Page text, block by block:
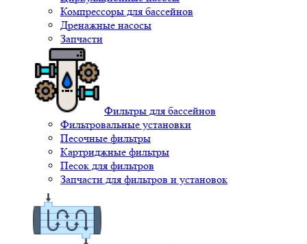
Компрессоры для бассейнов
Дренажные насосы
Запчасти
Фильтры для бассейнов
Фильтровальные установки
Песочные фильтры
Картриджные фильтры
Песок для фильтров
Запчасти для фильтров и установок